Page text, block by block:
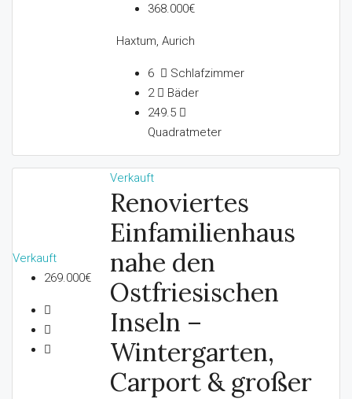
368.000€
Haxtum, Aurich
6
Schlafzimmer
2
Bäder
249.5
Quadratmeter
Verkauft
269.000€
Verkauft
Renoviertes
Einfamilienhaus
nahe den
Ostfriesischen
Inseln –
Wintergarten,
Carport & großer